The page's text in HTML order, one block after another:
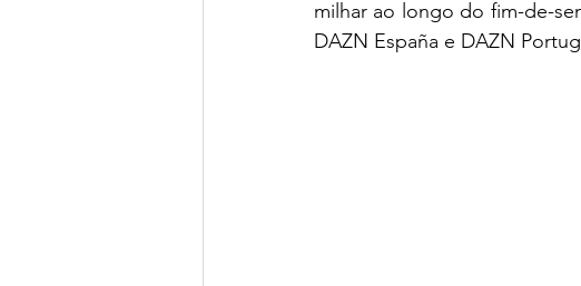
milhar ao longo do fim-de-
DAZN España e DAZN